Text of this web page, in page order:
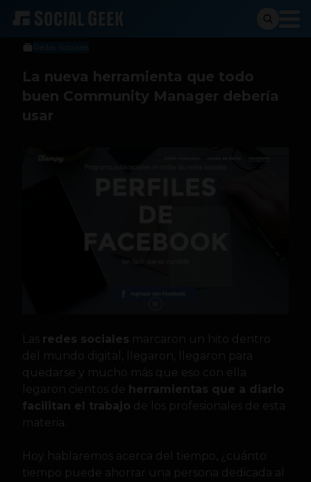
Social Geek
21 de octubre de 2014
La nueva herramienta que todo
buen Community Manager debería
usar
Las redes sociales marcaron un hito dentro
del mundo digital, llegaron, llegaron para
quedarse y mucho más que eso con ella
legaron cientos de herramientas que a diario
facilitan el trabajo de los profesionales de esta
materia.
Hoy hablaremos acerca del tiempo, ¿cuánto
tiempo puede ahorrar una persona dedicada al